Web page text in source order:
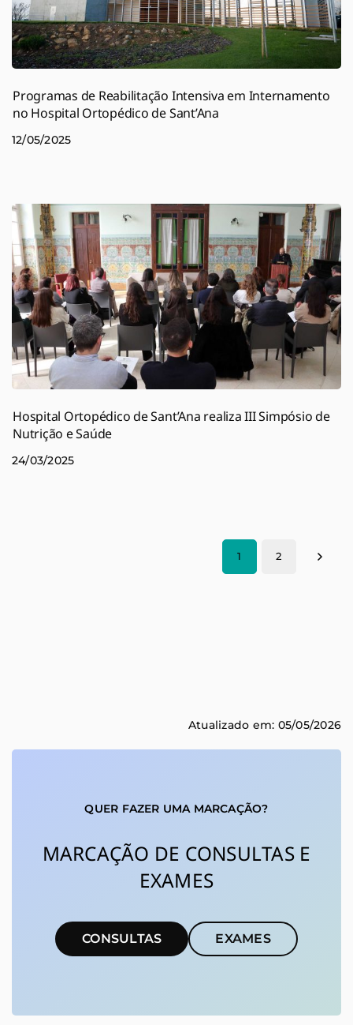
Programas de Reabilitação Intensiva em Internamento
no Hospital Ortopédico de Sant’Ana
12/05/2025
Hospital Ortopédico de Sant’Ana realiza III Simpósio de
Nutrição e Saúde
24/03/2025
1 2
Atualizado em: 05/05/2026
QUER FAZER UMA MARCAÇÃO?
MARCAÇÃO DE CONSULTAS E
EXAMES
CONSULTAS EXAMES